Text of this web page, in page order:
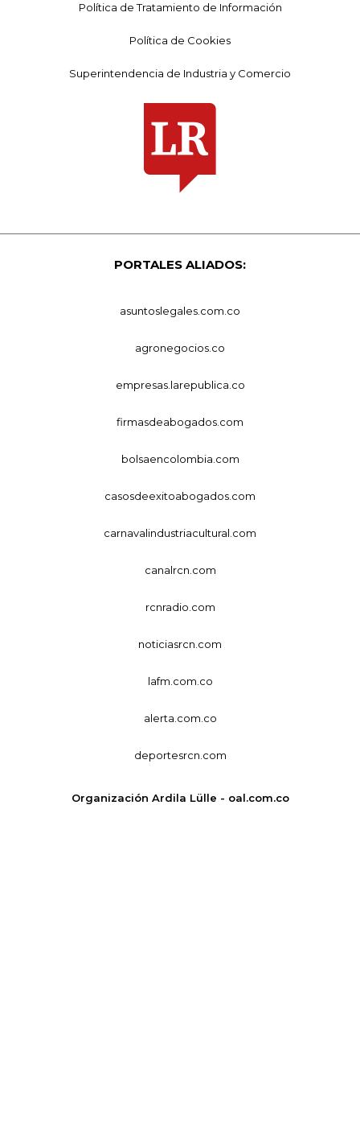
Política de Tratamiento de Información
Política de Cookies
Superintendencia de Industria y Comercio
PORTALES ALIADOS:
asuntoslegales.com.co
agronegocios.co
empresas.larepublica.co
firmasdeabogados.com
bolsaencolombia.com
casosdeexitoabogados.com
carnavalindustriacultural.com
canalrcn.com
rcnradio.com
noticiasrcn.com
lafm.com.co
alerta.com.co
deportesrcn.com
Organización Ardila Lülle - oal.com.co